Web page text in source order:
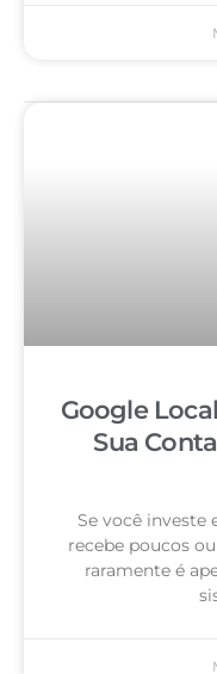
Google
Sua
Se você investe
recebe poucos
raramente é